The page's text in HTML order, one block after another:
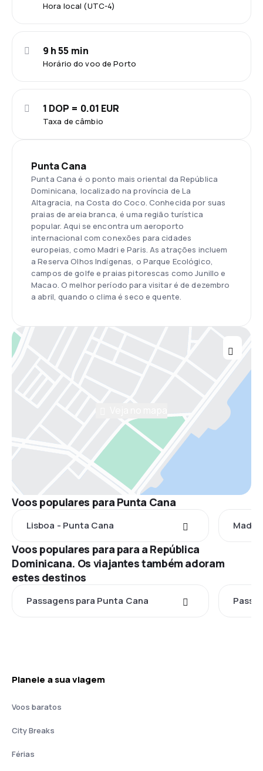
Hora local (UTC-4)
Horário do voo de Porto
9 h 55 min
Taxa de câmbio
1 DOP = 0.01 EUR
Punta Cana
Punta Cana é o ponto mais oriental da República
Dominicana, localizado na província de La
Altagracia, na Costa do Coco. Conhecida por suas
praias de areia branca, é uma região turística
popular. Aqui se encontra um aeroporto
internacional com conexões para cidades
europeias, como Madri e Paris. As atrações incluem
a Reserva Olhos Indígenas, o Parque Ecológico,
campos de golfe e praias pitorescas como Junillo e
Macao. O melhor período para visitar é de dezembro
a abril, quando o clima é seco e quente.
Voos populares para Punta Cana
Lisboa - Punta Cana
Voos populares para para a República
Dominicana. Os viajantes também adoram
estes destinos
Passagens para Punta Cana
Planeie a sua viagem
Voos baratos
City Breaks
Férias